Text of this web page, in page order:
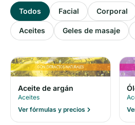
Todos Facial Corporal
Aceites Geles de masaje
Aceite de argán
Aceites
Ver fórmulas y precios